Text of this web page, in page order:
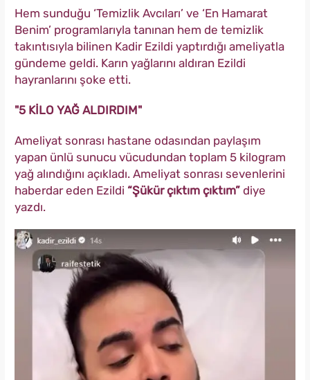
Hem sunduğu ‘Temizlik Avcıları’ ve ‘En Hamarat
Benim’ programlarıyla tanınan hem de temizlik
takıntısıyla bilinen Kadir Ezildi yaptırdığı ameliyatla
gündeme geldi. Karın yağlarını aldıran Ezildi
hayranlarını şoke etti.
"5 KİLO YAĞ ALDIRDIM"
Ameliyat sonrası hastane odasından paylaşım
yapan ünlü sunucu vücudundan toplam 5 kilogram
yağ alındığını açıkladı. Ameliyat sonrası sevenlerini
haberdar eden Ezildi “Şükür çıktım çıktım” diye
yazdı.